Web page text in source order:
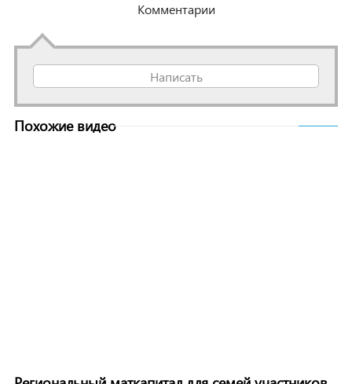
Комментарии
Написать
Похожие видео